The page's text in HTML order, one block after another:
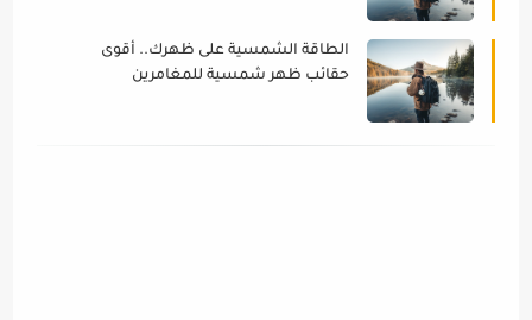
الطاقة الشمسية على ظهرك.. أقوى
حقائب ظهر شمسية للمغامرين